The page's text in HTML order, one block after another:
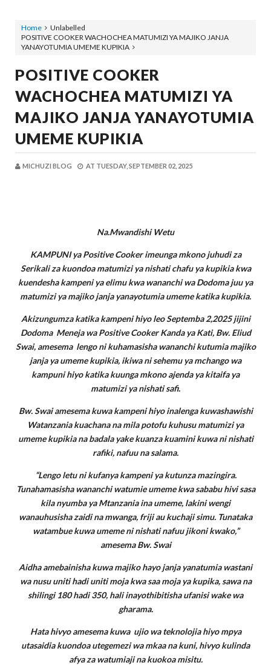
Home
Unlabelled
POSITIVE COOKER WACHOCHEA MATUMIZI YA MAJIKO JANJA
YANAYOTUMIA UMEME KUPIKIA
POSITIVE COOKER
WACHOCHEA MATUMIZI YA
MAJIKO JANJA YANAYOTUMIA
UMEME KUPIKIA
MICHUZI BLOG AT TUESDAY, SEPTEMBER 02, 2025
Na.Mwandishi Wetu
KAMPUNI ya Positive Cooker imeunga mkono juhudi za
Serikali za kuondoa matumizi ya nishati chafu ya kupikia kwa
kuendesha kampeni ya elimu kwa wananchi wa Dodoma juu ya
matumizi ya majiko janja yanayotumia umeme katika kupikia.
Akizungumza katika kampeni hiyo leo Septemba 2,2025 jijini
Dodoma Meneja wa Positive Cooker Kanda ya Kati, Bw. Eliud
Swai, amesema lengo ni kuhamasisha wananchi kutumia majiko
janja ya umeme kupikia, ikiwa ni sehemu ya mchango wa
kampuni hiyo katika kuunga mkono ajenda ya kitaifa ya
matumizi ya nishati safi.
Bw. Swai amesema kuwa kampeni hiyo inalenga kuwashawishi
Watanzania kuachana na mila potofu kuhusu matumizi ya
umeme kupikia na badala yake kuanza kuamini kuwa ni nishati
rafiki, nafuu na salama.
“Lengo letu ni kufanya kampeni ya kutunza mazingira.
Tunahamasisha wananchi watumie umeme kwa sababu hivi sasa
kila nyumba ya Mtanzania ina umeme, lakini wengi
wanauhusisha zaidi na mwanga, friji au kuchaji simu. Tunataka
watambue kuwa umeme ni nishati nafuu jikoni kwako,”
amesema Bw. Swai
Aidha amebainisha kuwa majiko hayo janja yanatumia wastani
wa nusu uniti hadi uniti moja kwa saa moja ya kupika, sawa na
shilingi 180 hadi 350, hali inayothibitisha ufanisi wake wa
gharama.
Hata hivyo amesema kuwa ujio wa teknolojia hiyo mpya
utasaidia kuondoa utegemezi wa mkaa na kuni, hivyo kulinda
afya za watumiaji na kuokoa misitu.